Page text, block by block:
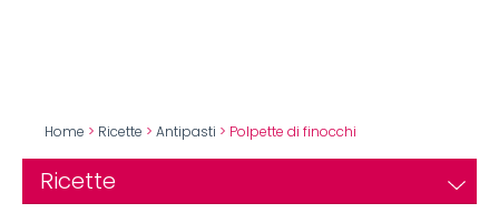
Home > Ricette > Antipasti > Polpette di finocchi
Ricette